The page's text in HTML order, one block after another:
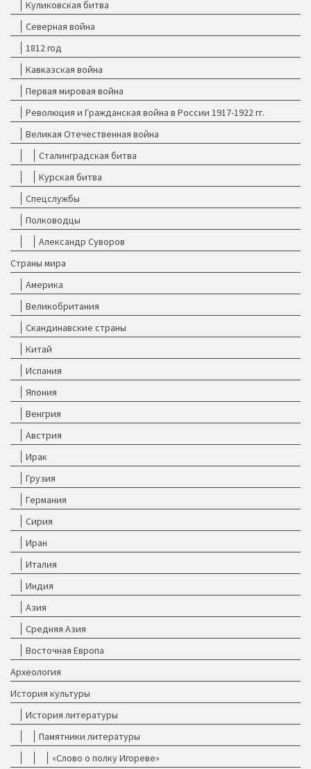
Куликовская битва
Северная война
1812 год
Кавказская война
Первая мировая война
Революция и Гражданская война в России 1917-1922 гг.
Великая Отечественная война
Сталинградская битва
Курская битва
Спецслужбы
Полководцы
Александр Суворов
Страны мира
Америка
Великобритания
Скандинавские страны
Китай
Испания
Япония
Венгрия
Австрия
Ирак
Грузия
Германия
Сирия
Иран
Италия
Индия
Азия
Средняя Азия
Восточная Европа
Археология
История культуры
История литературы
Памятники литературы
«Слово о полку Игореве»